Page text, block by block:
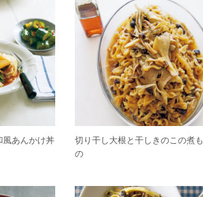
風あんかけ丼
切り干し大根と干しきのこの煮も
の